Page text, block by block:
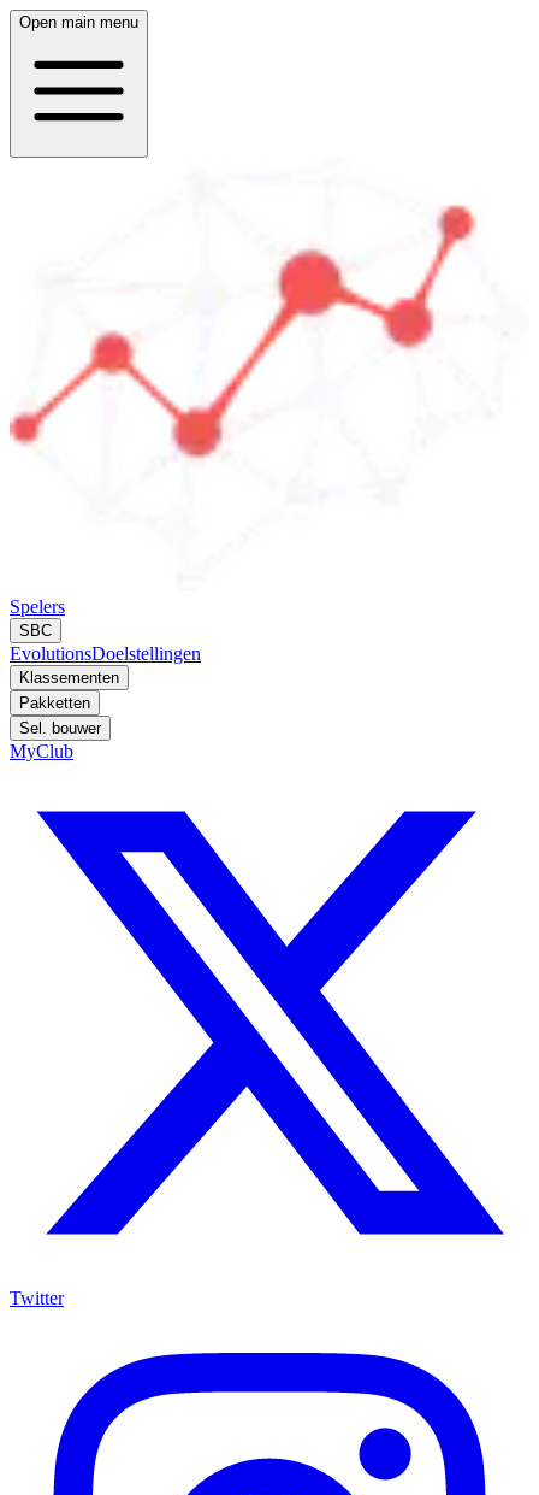
Open main menu
Spelers
SBC
EvolutionsDoelstellingen
Klassementen
Pakketten
Sel. bouwer
MyClub
Twitter